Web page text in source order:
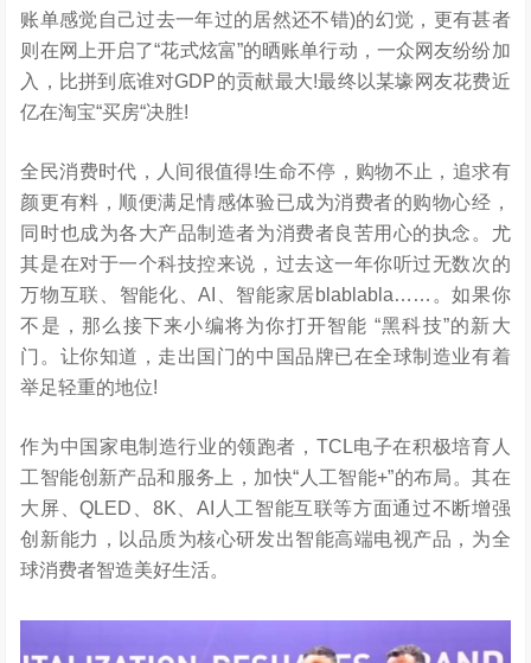
账单感觉自己过去一年过的居然还不错)的幻觉，更有甚者
则在网上开启了“花式炫富”的晒账单行动，一众网友纷纷加
入，比拼到底谁对GDP的贡献最大!最终以某壕网友花费近
亿在淘宝“买房“决胜!
全民消费时代，人间很值得!生命不停，购物不止，追求有
颜更有料，顺便满足情感体验已成为消费者的购物心经，
同时也成为各大产品制造者为消费者良苦用心的执念。尤
其是在对于一个科技控来说，过去这一年你听过无数次的
万物互联、智能化、AI、智能家居blablabla……。如果你
不是，那么接下来小编将为你打开智能 “黑科技”的新大
门。让你知道，走出国门的中国品牌已在全球制造业有着
举足轻重的地位!
作为中国家电制造行业的领跑者，TCL电子在积极培育人
工智能创新产品和服务上，加快“人工智能+”的布局。其在
大屏、QLED、8K、AI人工智能互联等方面通过不断增强
创新能力，以品质为核心研发出智能高端电视产品，为全
球消费者智造美好生活。